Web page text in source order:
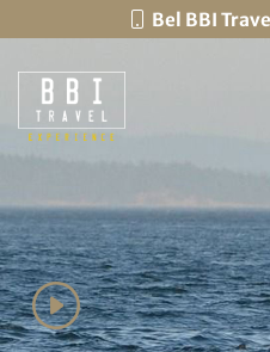
Bel BBI